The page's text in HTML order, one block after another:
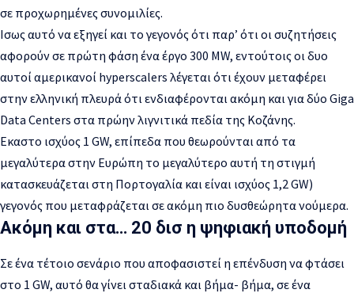
σε προχωρημένες συνομιλίες.
Ισως αυτό να εξηγεί και το γεγονός ότι παρ’ ότι οι συζητήσεις
αφορούν σε πρώτη φάση ένα έργο 300 MW, εντούτοις οι δυο
αυτοί αμερικανοί hyperscalers λέγεται ότι έχουν μεταφέρει
στην ελληνική πλευρά ότι ενδιαφέρονται ακόμη και για δύο Giga
Data Centers στα πρώην λιγνιτικά πεδία της Κοζάνης.
Εκαστο ισχύος 1 GW, επίπεδα που θεωρούνται από τα
μεγαλύτερα στην Ευρώπη το μεγαλύτερο αυτή τη στιγμή
κατασκευάζεται στη Πορτογαλία και είναι ισχύος 1,2 GW)
γεγονός που μεταφράζεται σε ακόμη πιο δυσθεώρητα νούμερα.
Ακόμη και στα… 20 δισ η ψηφιακή υποδομή
Σε ένα τέτοιο σενάριο που αποφασιστεί η επένδυση να φτάσει
στo 1 GW, αυτό θα γίνει σταδιακά και βήμα- βήμα, σε ένα